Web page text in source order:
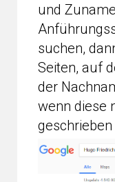
und
suchen,
Seiten, auf
der
wenn diese